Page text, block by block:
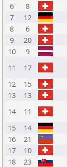
6
8
7
12
8
6
9
20
10
9
11
17
12
15
13
13
14
11
15
14
16
21
17
10
18
23